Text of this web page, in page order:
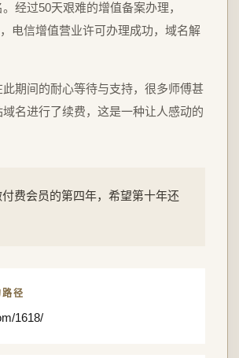
经过50天艰难的增值备案办理，
电信增值营业许可办理成功，域名解
期间的耐心等待与支持，很多师傅甚
名进行了续费，这是一种让人感动的
付费会员的第四年，希望第十年还
径
1618/